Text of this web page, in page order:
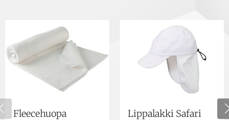
Fleecehuopa Lippalakki Safari